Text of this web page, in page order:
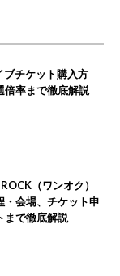
ブチケット購入方
倍率まで徹底解説
（ワンオク）
・会場、チケット申
まで徹底解説